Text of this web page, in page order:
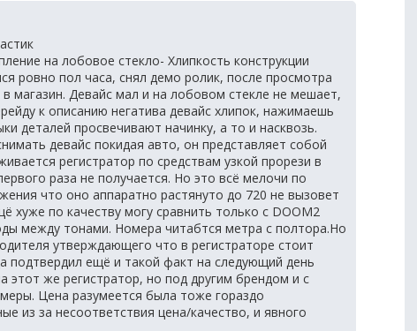
на лобовое стекло- Хлипкость конструкции
ровно пол часа, снял демо ролик, после просмотра
магазин. Девайс мал и на лобовом стекле не мешает,
к описанию негатива девайс хлипок, нажимаешь
деталей просвечивают начинку, а то и насквозь.
девайс покидая авто, он представляет собой
регистратор по средствам узкой прорези в
раза не получается. Но это всё мелочи по
что оно аппаратно растянуто до 720 не вызовет
хуже по качеству могу сравнить только с DOOM2
между тонами. Номера читабтся метра с полтора.Но
утверждающего что в регистраторе стоит
подтвердил ещё и такой факт на следующий день
этот же регистратор, но под другим брендом и с
Цена разумеется была тоже гораздо
из за несоответствия цена/качество, и явного